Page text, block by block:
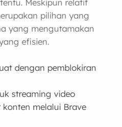
Meskipun relatif
pilihan yang
yang mengutamakan
efisien.
dengan pemblokiran
streaming video
melalui Brave